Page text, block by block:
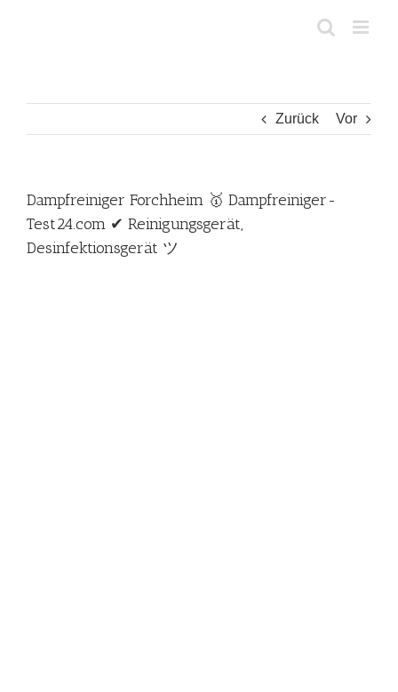
Zurück Vor
Dampfreiniger Forchheim 🥇 Dampfreiniger-
Test24.com ✔ Reinigungsgerät,
Desinfektionsgerät ツ